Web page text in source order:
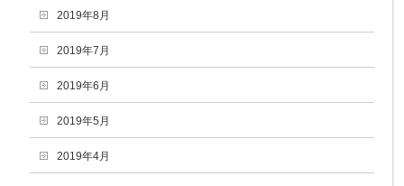
2019年8月
2019年7月
2019年6月
2019年5月
2019年4月